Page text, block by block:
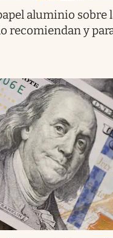
aluminio sobre
recomiendan y